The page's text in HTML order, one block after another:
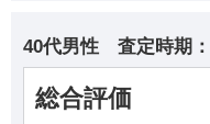
40代男性 査定時期：
総合評価